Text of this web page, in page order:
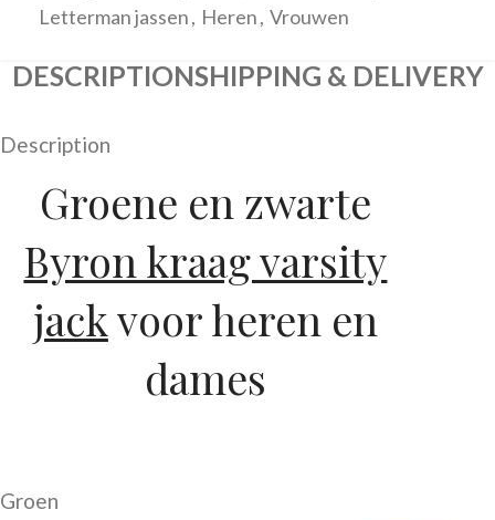
Letterman jassen, Heren, Vrouwen
DESCRIPTIONSHIPPING & DELIVERY
Description
Groene en zwarte
Byron kraag varsity
jackvoor heren en
dames
Groen